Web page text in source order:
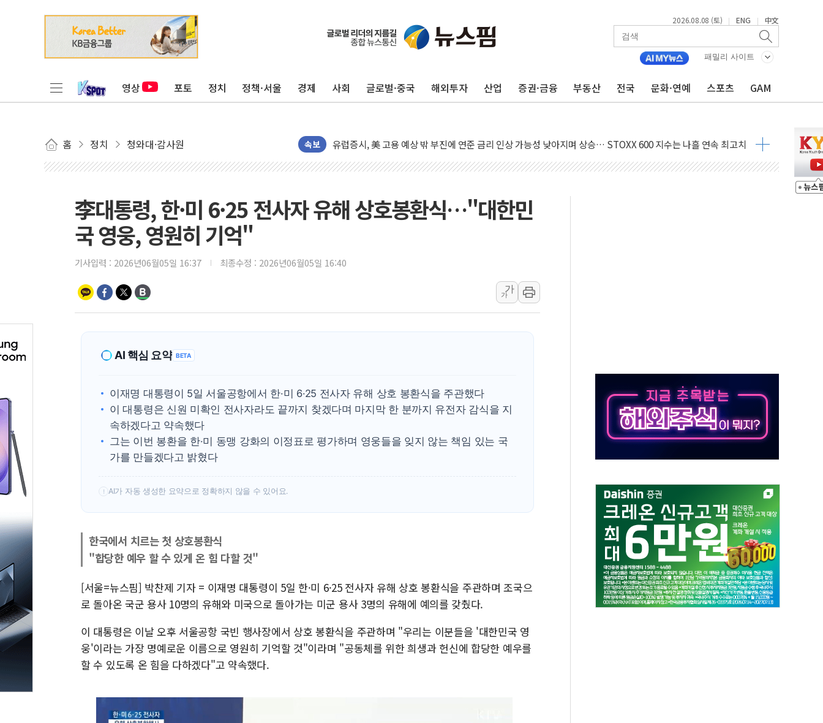
2026.08.08 (토) | ENG | 中文
패밀리 사이트
영상 포토 정치 정책·서울 경제 사회 글로벌·중국 해외투자 산업 증권·금융 부동산 전국 문화·연예 스포츠 GAM
홈 정치 청와대·감사원 속보
뉴욕증시, 고용 쇼크에 금리 인상 우려 후퇴…S&P500 최고치
트럼프, 쿡 연준 이사 해임 재추진…"26일까지 의혹 소명" 요구
미 연준 매파 기세 꺾이나…고용 감소에 9월 동결 전망 우세
[종합] 이슬람 수니파 3국, '공동방위협정' 체결… 이스라엘·이란 위협에 맞설 자체 억지력 강화
美 항소법원, 백악관 무도회장 공사 중단 명령…트럼프 제동
이란 핵심 원유 수출항 '하르그섬', 최근 1주일 이상 '올스톱'… 美 해상봉쇄 영향
[종합] 美 7월 고용 2만3000명 감소 '쇼크'…9월 금리 인상 기대 후퇴
[사진] 이슬람 수니파 3개국, 공동방위협정 체결
李 "해남 태양광, 대한민국 다음 100년 밑거름…수도권 집중 완화 전환점"
李 대통령, '6시간 마라톤 부동산 2차 회의' 주재… "전폭적 공급 확대·속도전 총력"
트럼프, 中 겨냥 폴리실리콘 관세 15% 부과…美 태양광주 급등
李대통령, 한·미 6·25 전사자 유해 상호봉환식…"대한민
국 영웅, 영원히 기억"
기사입력 : 2026년06월05일 16:37 최종수정 : 2026년06월05일 16:40
가
가
AI 핵심 요약 BETA
이재명 대통령이 5일 서울공항에서 한·미 6·25 전사자 유해 상호 봉환식을 주관했다
이 대통령은 신원 미확인 전사자라도 끝까지 찾겠다며 마지막 한 분까지 유전자 감식을 지
속하겠다고 약속했다
그는 이번 봉환을 한·미 동맹 강화의 이정표로 평가하며 영웅들을 잊지 않는 책임 있는 국
가를 만들겠다고 밝혔다
! AI가 자동 생성한 요약으로 정확하지 않을 수 있어요.
한국에서 치르는 첫 상호봉환식
"합당한 예우 할 수 있게 온 힘 다할 것"
[서울=뉴스핌] 박찬제 기자 = 이재명 대통령이 5일 한·미 6·25 전사자 유해 상호 봉환식을 주관하며 조국으
로 돌아온 국군 용사 10명의 유해와 미국으로 돌아가는 미군 용사 3명의 유해에 예의를 갖췄다.
이 대통령은 이날 오후 서울공항 국빈 행사장에서 상호 봉환식을 주관하며 "우리는 이분들을 '대한민국 영
웅'이라는 가장 명예로운 이름으로 영원히 기억할 것"이라며 "공동체를 위한 희생과 헌신에 합당한 예우를
할 수 있도록 온 힘을 다하겠다"고 약속했다.